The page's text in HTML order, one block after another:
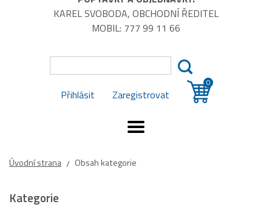
KAREL SVOBODA, OBCHODNÍ ŘEDITEL
MOBIL: 777 99 11 66
Přihlásit Zaregistrovat
0
Úvodní strana / Obsah kategorie
Kategorie